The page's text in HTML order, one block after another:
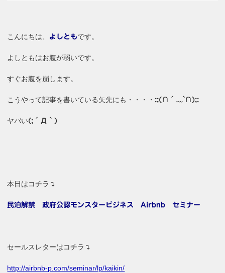
こんにちは、 よしともです。
よしともはお腹が弱いです。
すぐお腹を崩します。
こうやって記事を書いている矢先にも・・・・ :;(∩´﹏`∩);:
ヤバい(;´Д｀)
本日はコチラ↴
民泊解禁 政府公認モンスタービジネス Airbnb セミナー
セールスレターはコチラ↴
http://airbnb-p.com/seminar/lp/kaikin/